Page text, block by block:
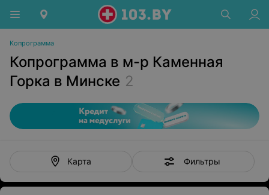
Копрограмма
Копрограмма в м-р Каменная
Горка в Минске 2
Карта Фильтры